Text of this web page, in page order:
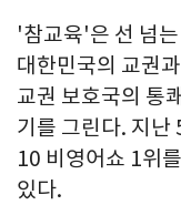
'참교육'은 선 넘
대한민국의 교권
교권 보호국의 통
기를 그린다. 지난
10 비영어쇼 1위
있다.